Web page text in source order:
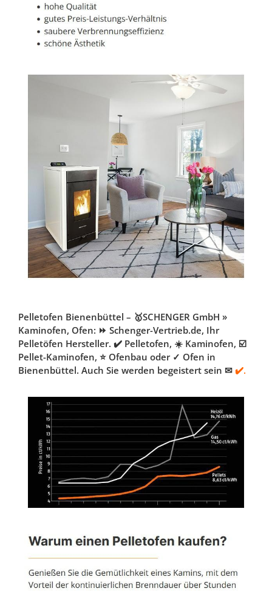
Pelletofen Bienenbüttel – 🥇SCHENGER GmbH »
Kaminofen, Ofen: ⏩ Schenger-Vertrieb.de, Ihr
Pelletöfen Hersteller. ✔️ Pelletofen, ☀️ Kaminofen, ☑️
Pellet-Kaminofen, ⭐ Ofenbau oder ✓ Ofen in
Bienenbüttel. Auch Sie werden begeistert sein ✉ ✔️.